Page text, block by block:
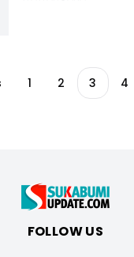
1 2 3 4
FOLLOW US